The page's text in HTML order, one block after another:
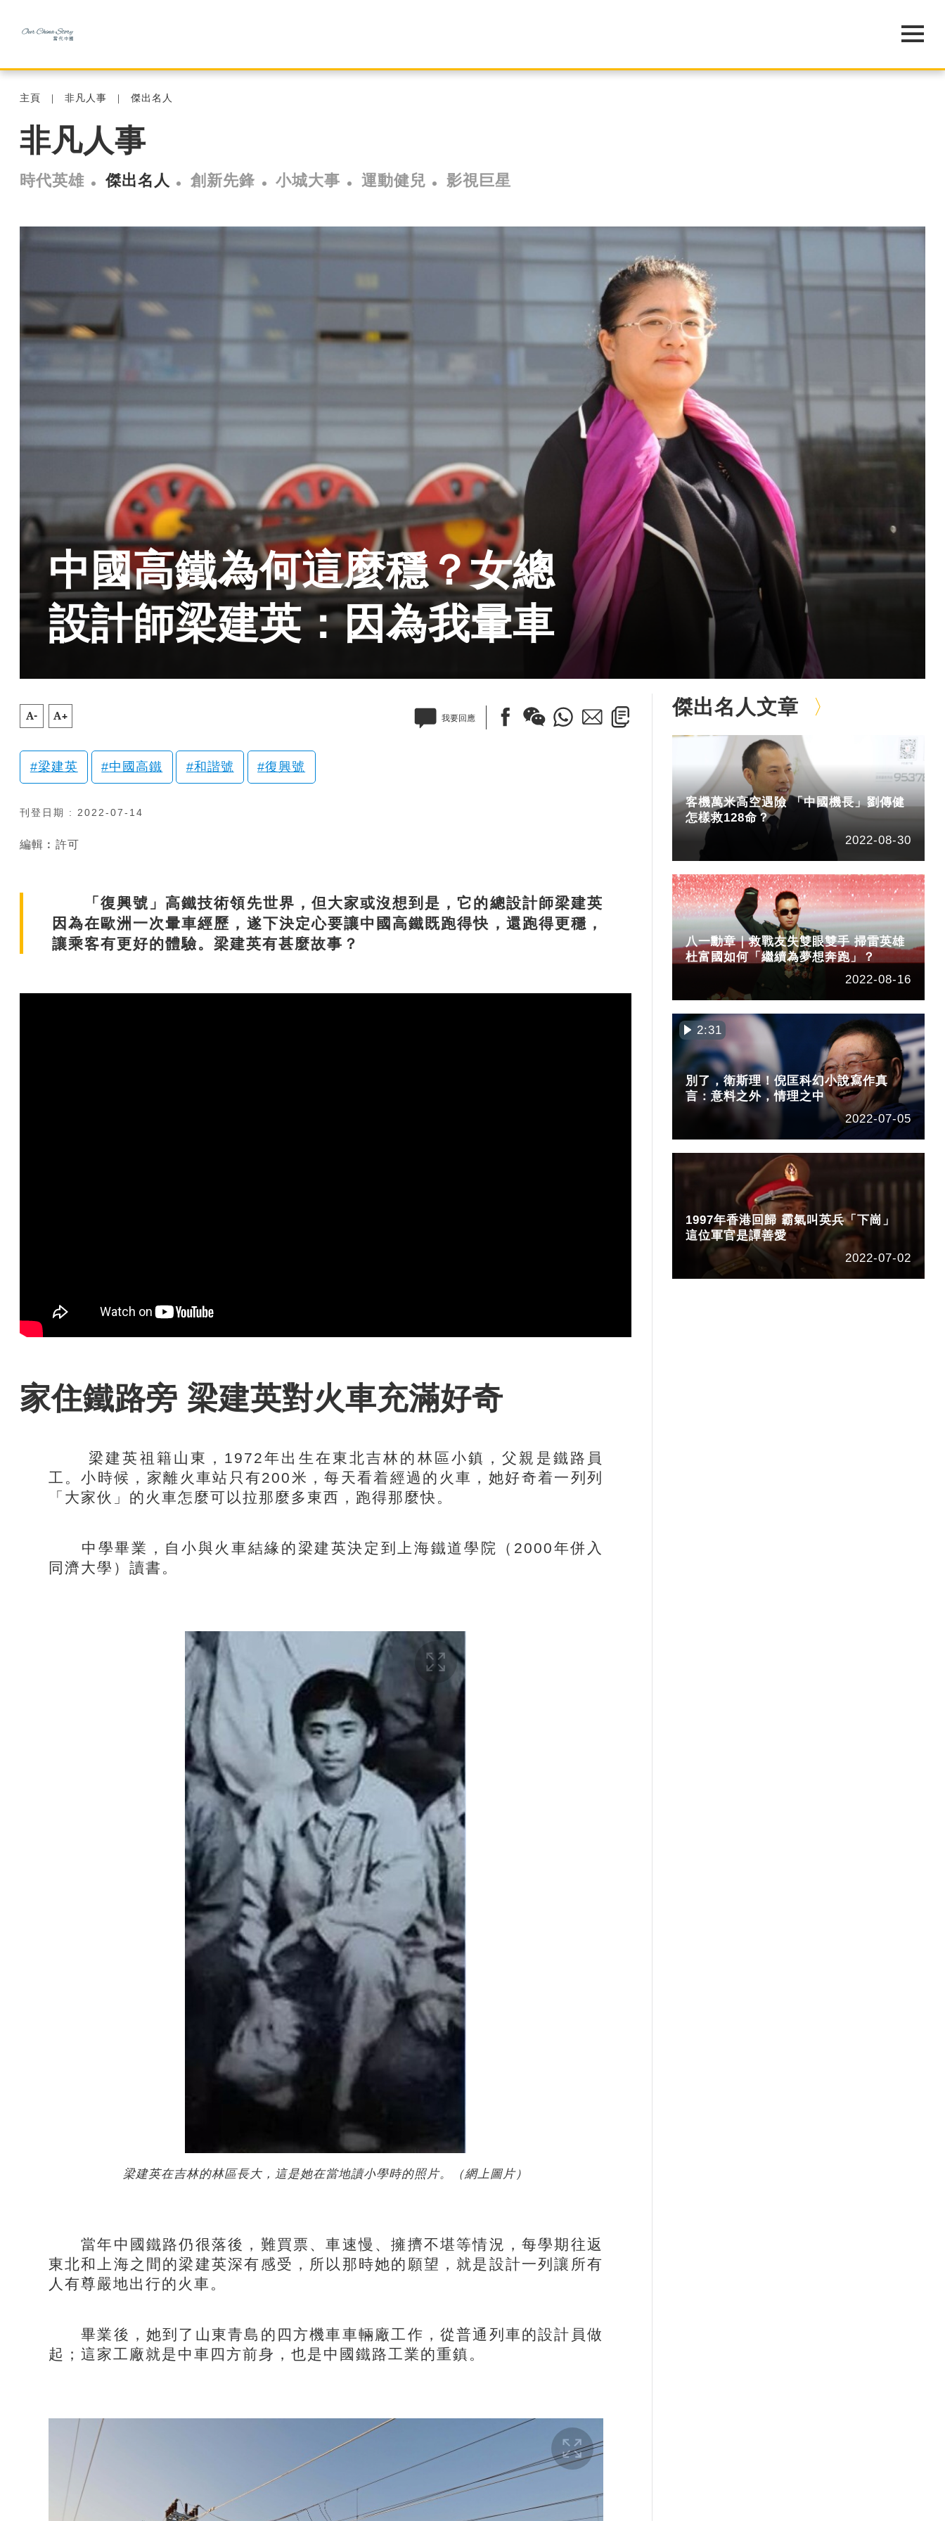
主頁 非凡人事 傑出名人
非凡人事
時代英雄 傑出名人 創新先鋒 小城大事 運動健兒 影視巨星
中國高鐵為何這麼穩？女總
設計師梁建英：因為我暈車
A- A+ 我要回應
梁建英 中國高鐵 和諧號 復興號
刊登日期 : 2022-07-14
編輯︰許可
「復興號」高鐵技術領先世界，但大家或沒想到是，它的總設計師梁建英
因為在歐洲一次暈車經歷，遂下決定心要讓中國高鐵既跑得快，還跑得更穩，
讓乘客有更好的體驗。梁建英有甚麼故事？
家住鐵路旁 梁建英對火車充滿好奇
梁建英祖籍山東，1972年出生在東北吉林的林區小鎮，父親是鐵路員
工。小時候，家離火車站只有200米，每天看着經過的火車，她好奇着一列列
「大家伙」的火車怎麼可以拉那麼多東西，跑得那麼快。
中學畢業，自小與火車結緣的梁建英決定到上海鐵道學院（2000年併入
同濟大學）讀書。
梁建英在吉林的林區長大，這是她在當地讀小學時的照片。（網上圖片）
當年中國鐵路仍很落後，難買票、車速慢、擁擠不堪等情況，每學期往返
東北和上海之間的梁建英深有感受，所以那時她的願望，就是設計一列讓所有
人有尊嚴地出行的火車。
畢業後，她到了山東青島的四方機車車輛廠工作，從普通列車的設計員做
起；這家工廠就是中車四方前身，也是中國鐵路工業的重鎮。
傑出名人文章
客機萬米高空遇險 「中國機長」劉傳健
怎樣救128命？
2022-08-30
八一勳章｜救戰友失雙眼雙手 掃雷英雄
杜富國如何「繼續為夢想奔跑」？
2022-08-16
2:31
別了，衛斯理！倪匡科幻小說寫作真
言：意料之外，情理之中
2022-07-05
1997年香港回歸 霸氣叫英兵「下崗」
這位軍官是譚善愛
2022-07-02